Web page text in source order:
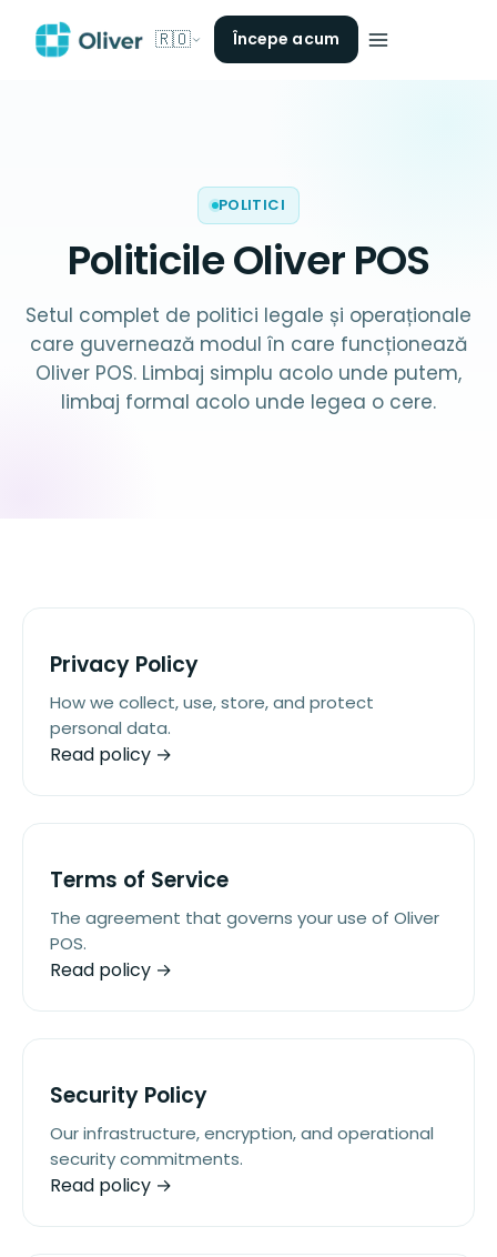
🇷🇴 Începe acum
POLITICI
PoliticileOliver POS
Setul complet de politici legale și operaționale
care guvernează modul în care funcționează
Oliver POS. Limbaj simplu acolo unde putem,
limbaj formal acolo unde legea o cere.
Privacy Policy
How we collect, use, store, and protect
personal data.
Read policy →
Terms of Service
The agreement that governs your use of Oliver
POS.
Read policy →
Security Policy
Our infrastructure, encryption, and operational
security commitments.
Read policy →